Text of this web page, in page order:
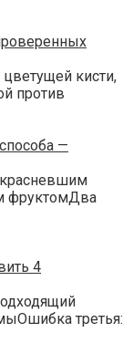
кисти,
против
—
фруктомДва
4
третья: